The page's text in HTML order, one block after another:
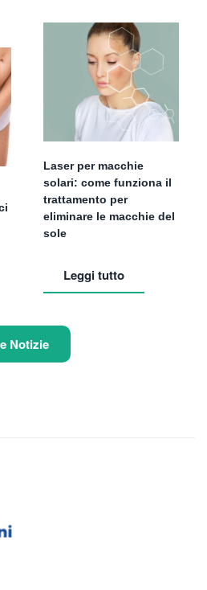
Laser per macchie
solari: come funziona il
trattamento per
eliminare le macchie del
sole
Leggi tutto
Notizie